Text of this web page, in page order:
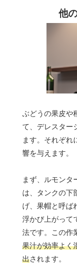
他
ぶどうの果皮や
て、デレスター
ます。それぞれ
響を与えます。
まず、ルモンタ
は、タンクの下
げ、果帽と呼ば
浮かび上がって
法です。この作
果汁が効率よく
出されます。